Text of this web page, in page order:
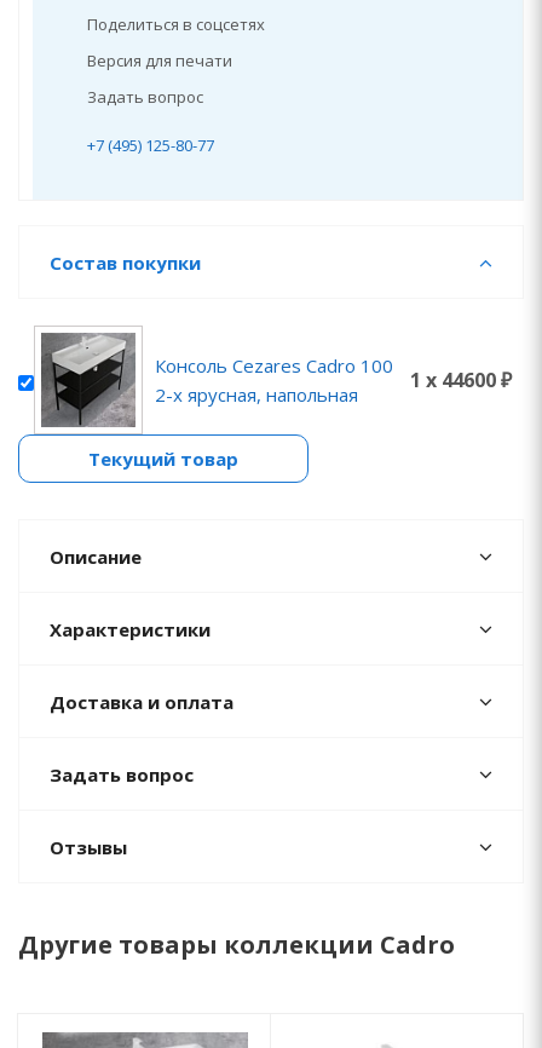
Поделиться в соцсетях
Версия для печати
Задать вопрос
+7 (495) 125-80-77
Состав покупки
Консоль Cezares Cadro 100
2-х ярусная, напольная
1 x 44600 ₽
Текущий товар
Описание
Характеристики
Доставка и оплата
Задать вопрос
Отзывы
Другие товары коллекции Cadro